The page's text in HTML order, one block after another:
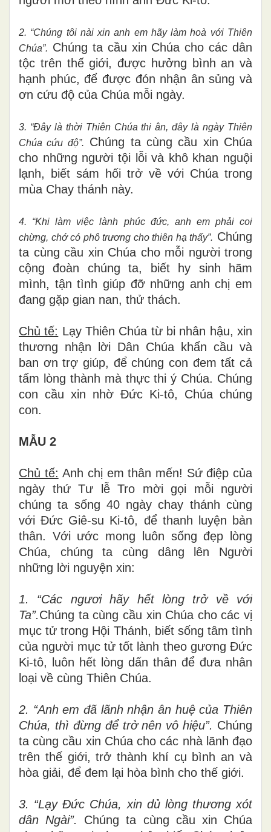
2. “Chúng tôi nài xin anh em hãy làm hoà với Thiên
Chúa”. Chúng ta cầu xin Chúa cho các dân
tộc trên thế giới, được hưởng bình an và
hạnh phúc, để được đón nhận ân sủng và
ơn cứu độ của Chúa mỗi ngày.
3. “Đây là thời Thiên Chúa thi ân, đây là ngày Thiên
Chúa cứu độ”.
Chúng ta cùng cầu xin Chúa
cho những người tội lỗi và khô khan nguội
lạnh, biết sám hối trở về với Chúa trong
mùa Chay thánh này.
4. “Khi làm việc lành phúc đức, anh em phải coi
chừng, chớ có phô trương cho thiên hạ thấy”. Chúng
ta cùng cầu xin Chúa cho mỗi người trong
cộng đoàn chúng ta, biết hy sinh hãm
mình, tận tình giúp đỡ những anh chị em
đang gặp gian nan, thử thách.
Chủ tế: Lạy Thiên Chúa từ bi nhân hậu, xin
thương nhận lời Dân Chúa khẩn cầu và
ban ơn trợ giúp, để chúng con đem tất cả
tấm lòng thành mà thực thi ý Chúa. Chúng
con cầu xin nhờ Đức Ki-tô, Chúa chúng
con.
MẪU 2
Chủ tế: Anh chị em thân mến! Sứ điệp của
ngày thứ Tư lễ Tro mời gọi mỗi người
chúng ta sống 40 ngày chay thánh cùng
với Đức Giê-su Ki-tô, để thanh luyện bản
thân. Với ước mong luôn sống đẹp lòng
Chúa, chúng ta cùng dâng lên Người
những lời nguyện xin:
1. “Các ngươi hãy hết lòng trở về với
Ta”.Chúng ta cùng cầu xin Chúa cho các vị
mục tử trong Hội Thánh, biết sống tâm tình
của người mục tử tốt lành theo gương Đức
Ki-tô, luôn hết lòng dấn thân để đưa nhân
loại về cùng Thiên Chúa.
2. “Anh em đã lãnh nhận ân huệ của Thiên
Chúa, thì đừng để trở nên vô hiệu”. Chúng
ta cùng cầu xin Chúa cho các nhà lãnh đạo
trên thế giới, trở thành khí cụ bình an và
hòa giải, để đem lại hòa bình cho thế giới.
3. “Lạy Đức Chúa, xin dủ lòng thương xót
dân Ngài”.
Chúng ta cùng cầu xin Chúa